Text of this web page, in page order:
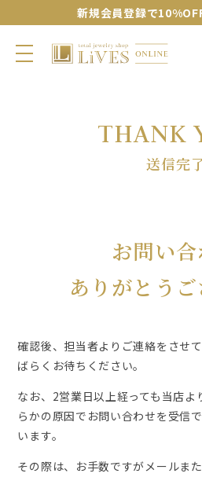
新規会員登録で
送信完
お問い
ありがとう
確認後、担当者よりご連絡をさせて
ばらくお待ちください。
なお、2営業日以上経っても当店よ
らかの原因でお問い合わせを受信
います。
その際は、お手数ですがメールま